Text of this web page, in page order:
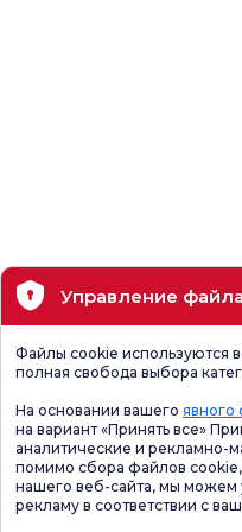
Управление
Файлы cookie используются
полная свобода выбора
На основании вашего явного
на вариант «Принять все»
аналитические и рекламно-
помимо сбора файлов
нашего веб-сайта, мы можем
рекламу в соответствии с